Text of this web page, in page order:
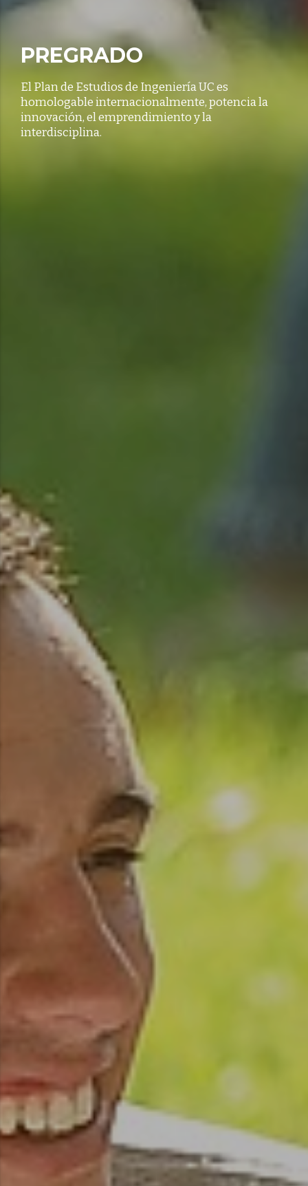
PREGRADO
El Plan de Estudios de Ingeniería UC es
homologable internacionalmente, potencia la
innovación, el emprendimiento y la
interdisciplina.